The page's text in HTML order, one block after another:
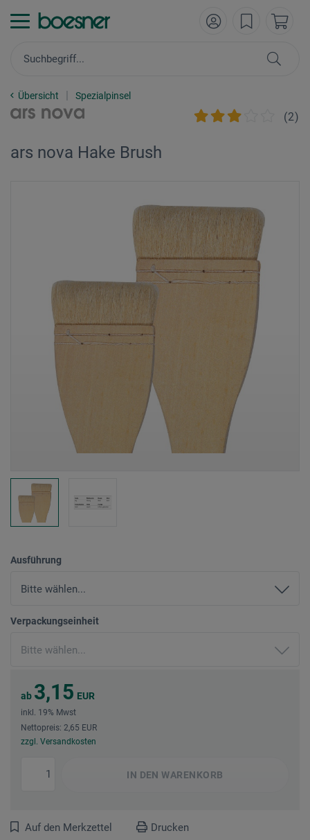
Übersicht Spezialpinsel
(2)
ars nova Hake Brush
Ausführung
Verpackungseinheit
ab 3,15 EUR
inkl. 19% Mwst
Nettopreis: 2,65 EUR
zzgl. Versandkosten
IN DEN WARENKORB
Auf den Merkzettel Drucken